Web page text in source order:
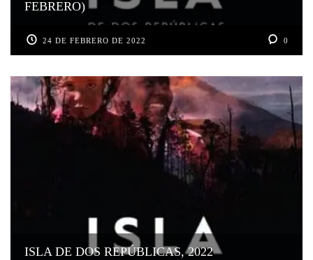
FEBRERO)
24 DE FEBRERO DE 2022 0
ISLA DE DOS REPÚBLICAS, 2022